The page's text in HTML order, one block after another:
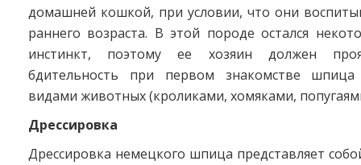
домашней кошкой, при условии, что они
раннего возраста. В этой породе остался
инстинкт, поэтому ее хозяин должен
бдительность при первом знакомстве
видами животных (кроликами, хомяками,
Дрессировка
Дрессировка немецкого шпица представляет